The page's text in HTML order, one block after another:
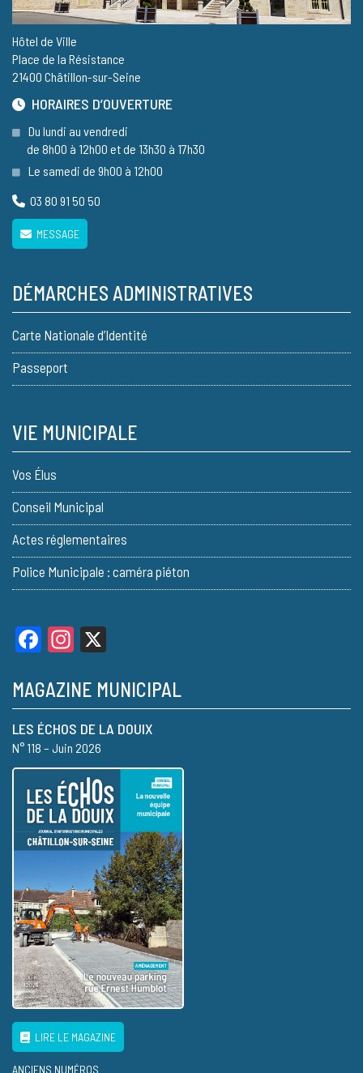
Hôtel de Ville
Place de la Résistance
21400 Châtillon-sur-Seine
HORAIRES D’OUVERTURE
Du lundi au vendredi
de 8h00 à 12h00 et de 13h30 à 17h30
Le samedi de 9h00 à 12h00
03 80 91 50 50
MESSAGE
DÉMARCHES ADMINISTRATIVES
Carte Nationale d’Identité
Passeport
VIE MUNICIPALE
Vos Élus
Conseil Municipal
Actes réglementaires
Police Municipale : caméra piéton
FacebookInstagram
MAGAZINE MUNICIPAL
LES ÉCHOS DE LA DOUIX
N° 118 – Juin 2026
LIRE LE MAGAZINE
ANCIENS NUMÉROS